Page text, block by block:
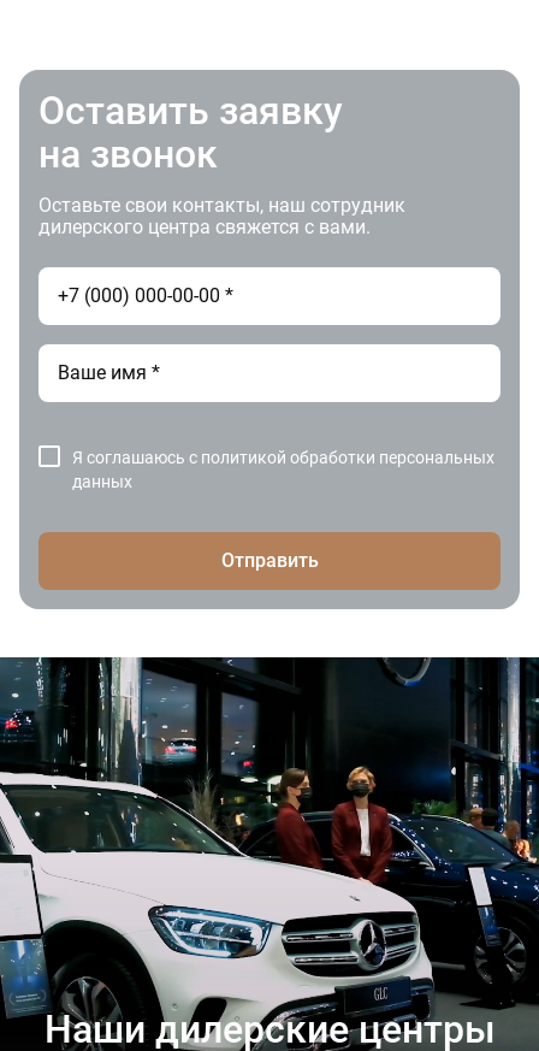
Оставить заявку
на звонок
Оставьте свои контакты, наш сотрудник
дилерского центра свяжется с вами.
Я соглашаюсь с политикой обработки персональных
данных
Отправить
Наши дилерские центры